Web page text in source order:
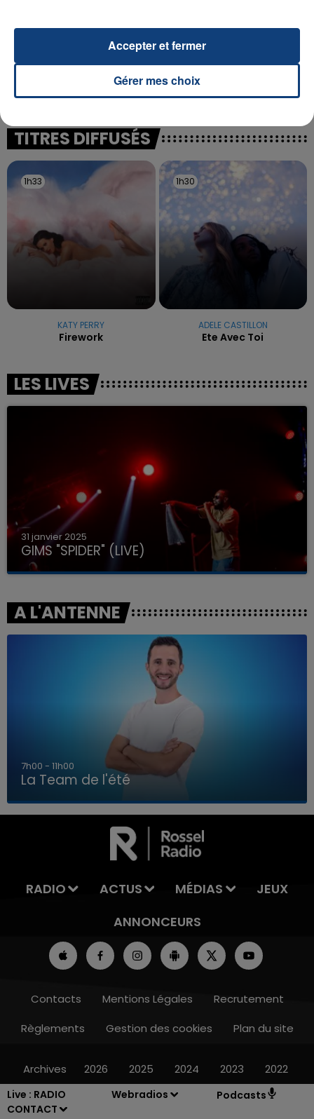
Live : RADIO
CONTACT
Webradios Podcasts
LA TEAM DE L'ÉTÉ
OPÉRER DE LA CHEVILLE RESSORT DE LA...
La famille a porté plainte contre la clinique qui a
excuses.
TITRES DIFFUSÉS
1h33
1h33
KATY PERRY
Firework
1h30
1h30
ADELE CASTILLON
Ete Avec Toi
LES LIVES
31 janvier 2025
GIMS "SPIDER" (LIVE)
A L'ANTENNE
7h00 - 11h00
La Team de l'été
RADIO ACTUS MÉDIAS
JEUX
ANNONCEURS
Contacts Mentions Légales
Recrutement
Règlements
Gestion des cookies Plan du site
Archives 2026 2025 2024 2023 2022
Gérer mes choix
Accepter et fermer